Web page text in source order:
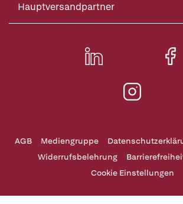
Hauptversandpartner
AGB Mediengruppe
Widerrufsbelehrung
Cookie Einstellungen